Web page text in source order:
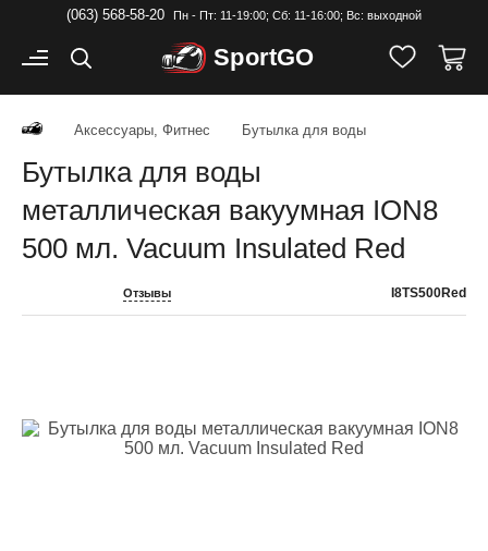
(063) 568-58-20 Пн - Пт: 11-19:00; Cб: 11-16:00; Вс: выходной
SportGO
Аксессуары, Фитнес Бутылка для воды
Бутылка для воды
металлическая вакуумная ION8
500 мл. Vacuum Insulated Red
Отзывы I8TS500Red